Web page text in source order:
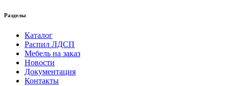
Разделы
Каталог
Распил ЛДСП
Мебель на заказ
Новости
Документация
Контакты